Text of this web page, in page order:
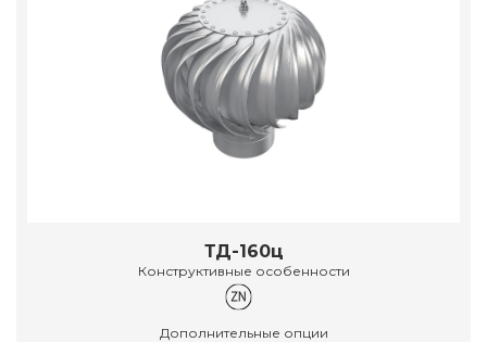
ТД-160ц
Конструктивные особенности
Дополнительные опции